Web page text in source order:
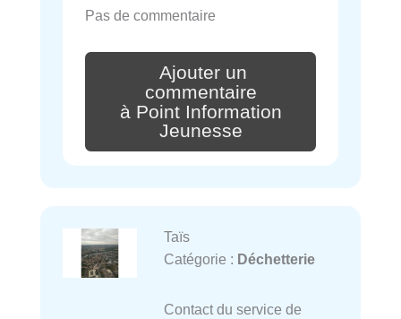
Pas de commentaire
Ajouter un
commentaire
à Point Information
Jeunesse
Taïs
Catégorie : Déchetterie
Contact du service de